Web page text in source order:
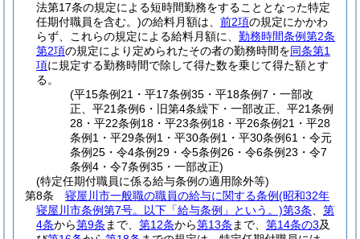
法第17条の規定による短時間勤務をすることとなった特定
任期付職員を含む。)の給料月額は、 前2項の規定にかかわ
らず、これらの規定による給料月額に、 勤務時間条例第2条
第2項の規定により定められたその者の勤務時間を同条第1
項に規定する勤務時間で除して得た数を乗じて得た額とす
る。
(平15条例21・平17条例35・平18条例7・一部改
正、平21条例6・旧第4条繰下・一部改正、平21条例
28・平22条例18・平23条例18・平26条例21・平28
条例1・平29条例1・平30条例1・平30条例61・令元
条例25・令4条例29・令5条例26・令6条例23・令7
条例4・令7条例35・一部改正)
(特定任期付職員に係る給与条例の適用除外等)
第8条
寝屋川市一般職の職員の給与に関する条例(昭和32年
寝屋川市条例第7号。以下「給与条例」という。)第3条
第
4条から第9条 まで、 第12条から第13条 まで、 第14条の3及